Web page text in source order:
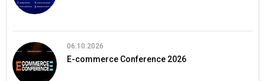
06.10.2026
E-commerce Conference 2026